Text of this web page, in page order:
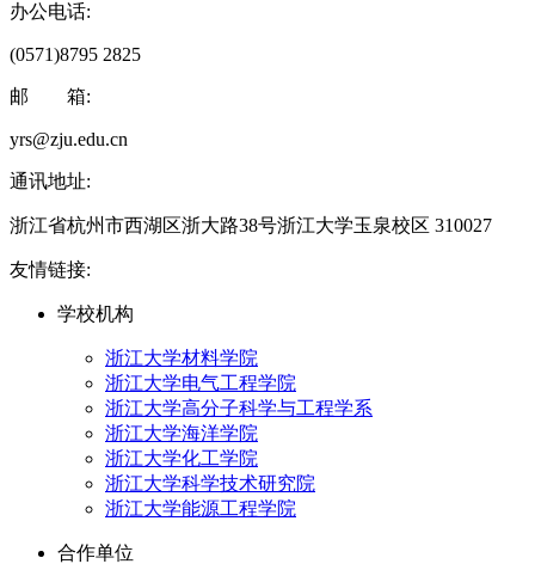
办公电话:
(0571)8795 2825
邮 箱:
yrs@zju.edu.cn
通讯地址:
浙江省杭州市西湖区浙大路38号浙江大学玉泉校区 310027
友情链接:
学校机构
浙江大学材料学院
浙江大学电气工程学院
浙江大学高分子科学与工程学系
浙江大学海洋学院
浙江大学化工学院
浙江大学科学技术研究院
浙江大学能源工程学院
合作单位